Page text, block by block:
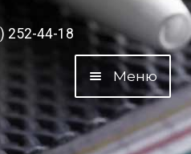
252-44-18
Меню